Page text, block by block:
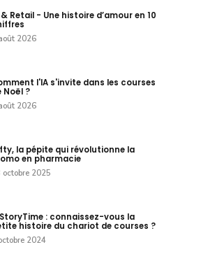
& Retail - Une histoire d’amour en 10
2026
l'IA s'invite dans les courses
Noël ?
2026
la pépite qui révolutionne la
en pharmacie
octobre 2025
: connaissez-vous la
histoire du chariot de courses ?
2024